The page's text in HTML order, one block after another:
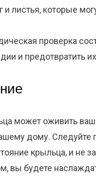
и листья, которые
проверка
и предотвратить
может оживить
дому. Следуйте
крыльца, и не
вы будете